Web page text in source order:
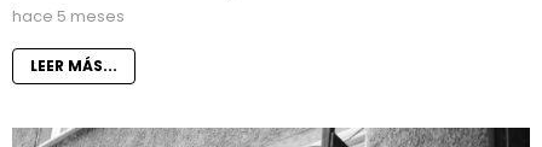
hace 5 meses
LEER MÁS...